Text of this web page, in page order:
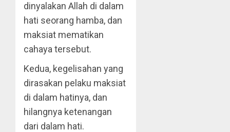
dinyalakan Allah di dalam
hati seorang hamba, dan
maksiat mematikan
cahaya tersebut.
Kedua, kegelisahan yang
dirasakan pelaku maksiat
di dalam hatinya, dan
hilangnya ketenangan
dari dalam hati.